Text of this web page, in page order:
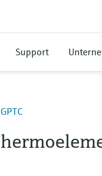
Support